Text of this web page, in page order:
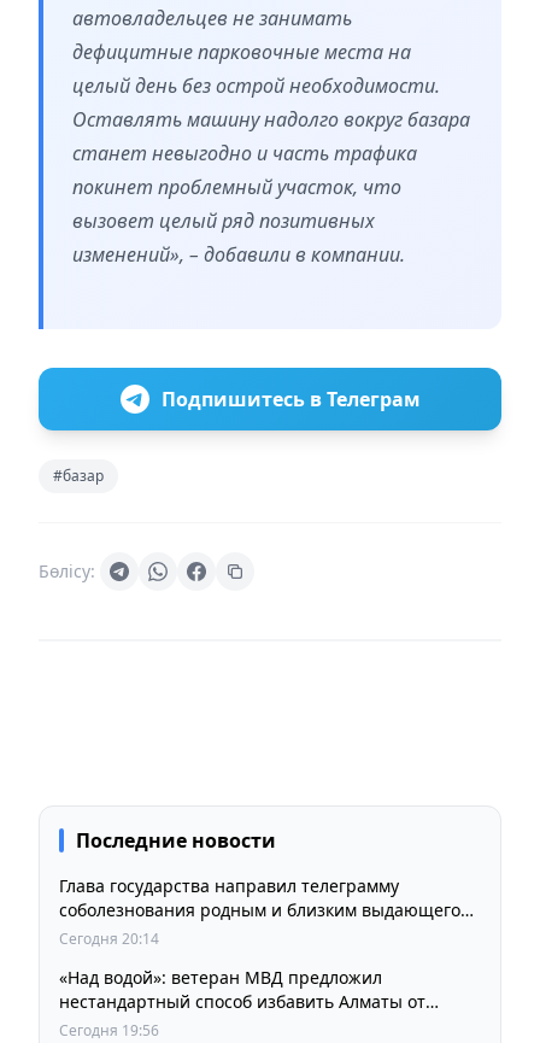
автовладельцев не занимать
дефицитные парковочные места на
целый день без острой необходимости.
Оставлять машину надолго вокруг базара
станет невыгодно и часть трафика
покинет проблемный участок, что
вызовет целый ряд позитивных
изменений», – добавили в компании.
Подпишитесь в Телеграм
#базар
Бөлісу:
Последние новости
Глава государства направил телеграмму
соболезнования родным и близким выдающегося
кинорежиссера Ардака Амиркулова
Сегодня 20:14
«Над водой»: ветеран МВД предложил
нестандартный способ избавить Алматы от
пробок и смога
Сегодня 19:56